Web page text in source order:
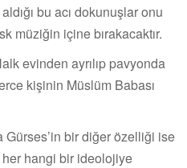
bu acı dokunuşlar onu
müziğin içine bırakacaktır.
evinden ayrılıp pavyonda
kişinin Müslüm Babası
Gürses’in bir diğer özelliği ise
hangi bir ideolojiye